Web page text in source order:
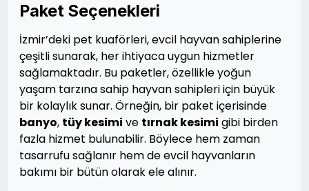
Paket Seçenekleri
İzmir’deki pet kuaförleri, evcil hayvan sahiplerine
çeşitli sunarak, her ihtiyaca uygun hizmetler
sağlamaktadır. Bu paketler, özellikle yoğun
yaşam tarzına sahip hayvan sahipleri için büyük
bir kolaylık sunar. Örneğin, bir paket içerisinde
banyo, tüy kesimi ve tırnak kesimi gibi birden
fazla hizmet bulunabilir. Böylece hem zaman
tasarrufu sağlanır hem de evcil hayvanların
bakımı bir bütün olarak ele alınır.